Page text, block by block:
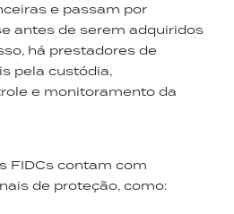
e passam por
antes de serem adquiridos
há prestadores de
pela custódia,
e monitoramento da
FIDCs contam com
de proteção, como: